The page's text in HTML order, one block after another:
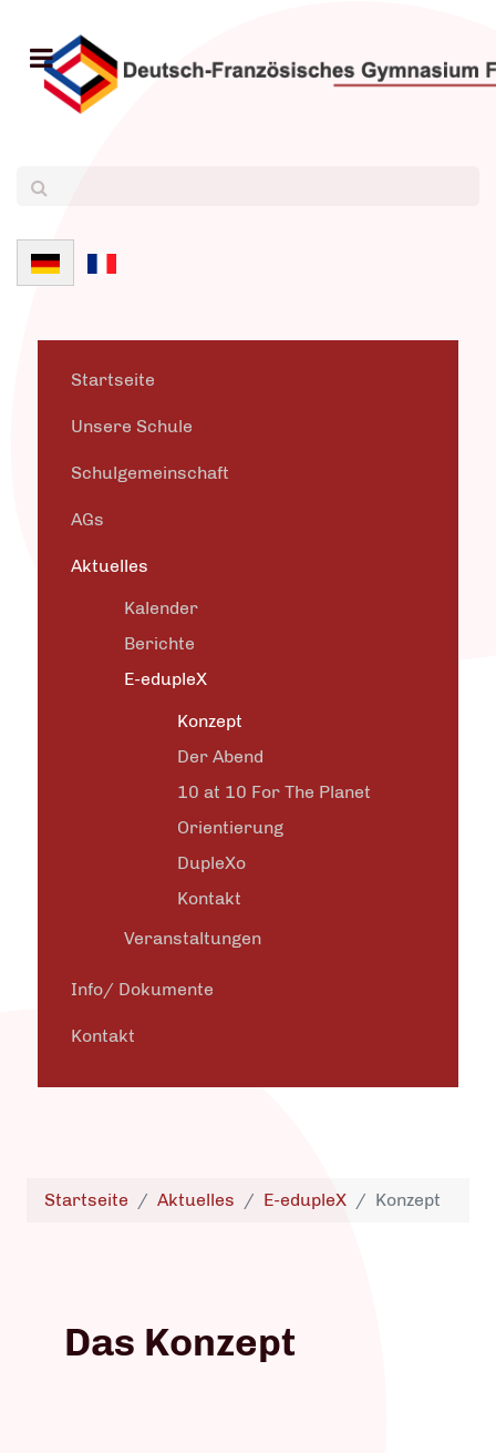
Sprache auswählen
Startseite
Unsere Schule
Schulgemeinschaft
AGs
Aktuelles
Kalender
Berichte
E-edupleX
Konzept
Der Abend
10 at 10 For The Planet
Orientierung
DupleXo
Kontakt
Veranstaltungen
Info/ Dokumente
Kontakt
Startseite Aktuelles E-edupleX Konzept
Das Konzept